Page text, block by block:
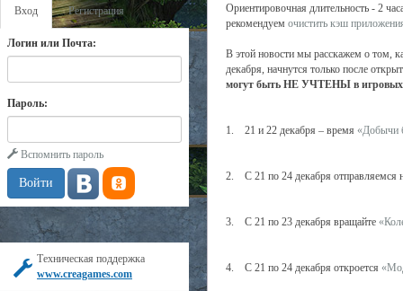
Вход Регистрация
Логин или Почта:
Пароль:
Вспомнить пароль
Техническая поддержка
www.creagames.com
Ориентировочная длительность - 2
рекомендуем очистить кэш
В этой новости мы расскажем о том,
декабря, начнутся только после
могут быть НЕ УЧТЕНЫ в игровых
1. 21 и 22 декабря – время «Добычи
2. С 21 по 24 декабря отправляемся
3. С 21 по 23 декабря вращайте
4. С 21 по 24 декабря откроется